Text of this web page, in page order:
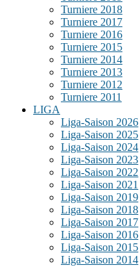
Turniere 2018
Turniere 2017
Turniere 2016
Turniere 2015
Turniere 2014
Turniere 2013
Turniere 2012
Turniere 2011
LIGA
Liga-Saison 2026
Liga-Saison 2025
Liga-Saison 2024
Liga-Saison 2023
Liga-Saison 2022
Liga-Saison 2021
Liga-Saison 2019
Liga-Saison 2018
Liga-Saison 2017
Liga-Saison 2016
Liga-Saison 2015
Liga-Saison 2014